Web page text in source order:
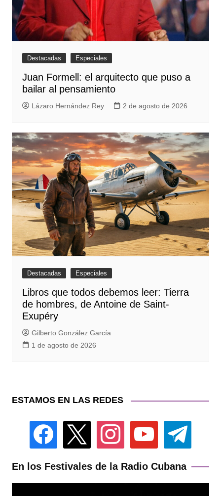
Destacadas Especiales
Juan Formell: el arquitecto que puso a
bailar al pensamiento
Lázaro Hernández Rey 2 de agosto de 2026
Destacadas Especiales
Libros que todos debemos leer: Tierra
de hombres, de Antoine de Saint-
Exupéry
Gilberto González García
1 de agosto de 2026
ESTAMOS EN LAS REDES
facebook instagram youtube telegram
En los Festivales de la Radio Cubana